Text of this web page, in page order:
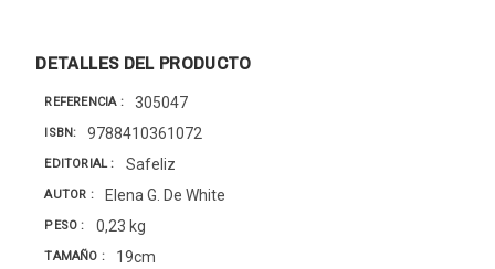
DETALLES DEL PRODUCTO
REFERENCIA 305047
ISBN 9788410361072
EDITORIAL Safeliz
AUTOR Elena G. De White
PESO 0,23 kg
TAMAÑO 19cm